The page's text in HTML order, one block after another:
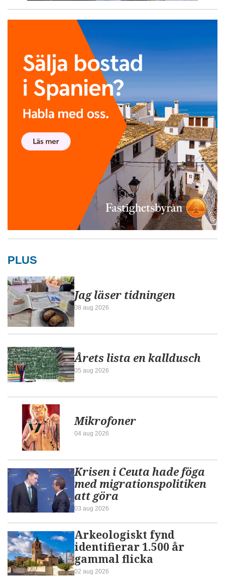
PLUS
Jag läser tidningen
08 aug 2026
Årets lista en kalldusch
05 aug 2026
Mikrofoner
04 aug 2026
Krisen i Ceuta hade föga
med migrationspolitiken
att göra
03 aug 2026
Arkeologiskt fynd
identifierar 1.500 år
gammal flicka
02 aug 2026